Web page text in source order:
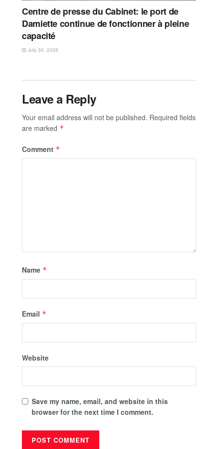
Centre de presse du Cabinet: le port de
Damiette continue de fonctionner à pleine
capacité
July 30, 2026
Leave a Reply
Your email address will not be published. Required fields
are marked *
Comment *
Name *
Email *
Website
Save my name, email, and website in this
browser for the next time I comment.